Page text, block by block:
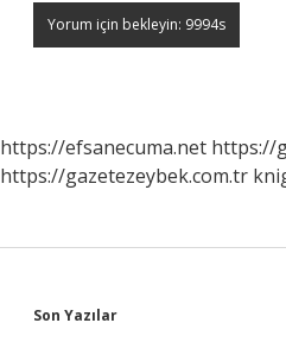
https://efsanecuma.net https://
https://gazetezeybek.com.tr
Son Yazılar